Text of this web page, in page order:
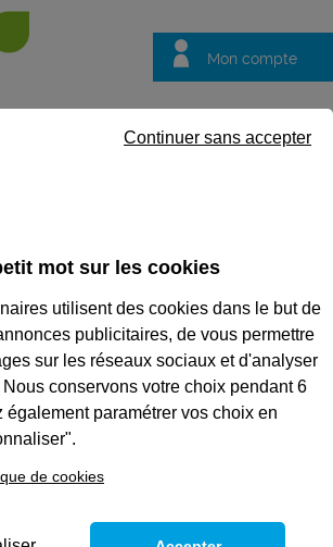
Mon compte
questions
CODES
DE FABRICATION ET
EN
Formation certifiante
mot sur les cookies
utilisent des cookies dans le but de
publicitaires, de vous permettre
sur les réseaux sociaux et d'analyser
conservons votre choix pendant 6
également paramétrer vos choix en
de cookies
Continuer sans accepter